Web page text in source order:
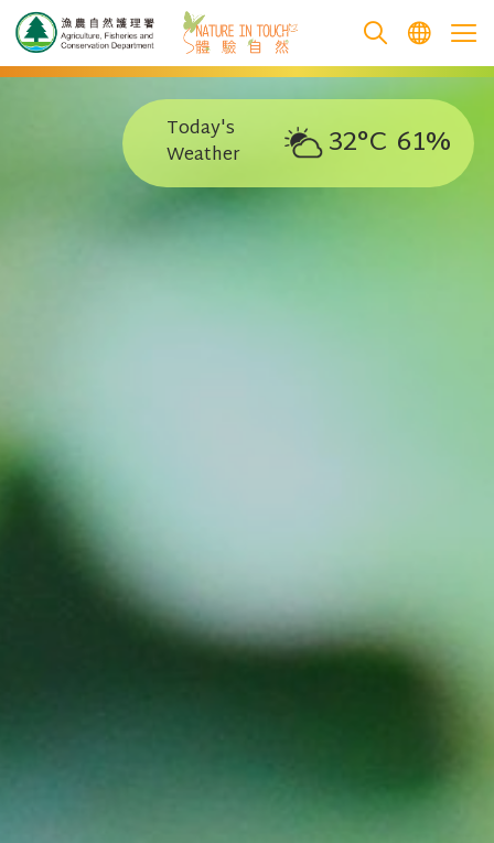
跳至主要內容
Today's
Weather
32°C 61%